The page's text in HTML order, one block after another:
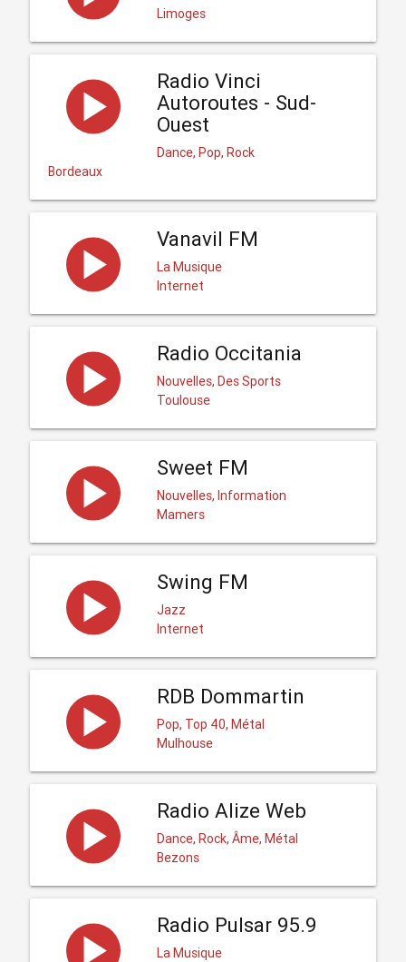
Limoges
Radio Vinci
Autoroutes - Sud-
Ouest
Dance, Pop, Rock
Bordeaux
Vanavil FM
La Musique
Internet
Radio Occitania
Nouvelles, Des Sports
Toulouse
Sweet FM
Nouvelles, Information
Mamers
Swing FM
Jazz
Internet
RDB Dommartin
Pop, Top 40, Métal
Mulhouse
Radio Alize Web
Dance, Rock, Âme, Métal
Bezons
Radio Pulsar 95.9
La Musique